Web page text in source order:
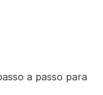
a passo para